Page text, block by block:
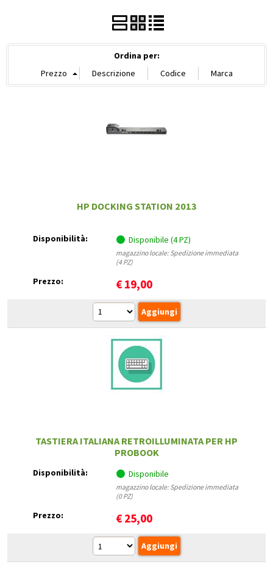
Ordina per:
HP DOCKING STATION 2013
Disponibilità: Disponibile (4 PZ)
magazzino locale: Spedizione immediata
(4 PZ)
Prezzo: €19,00
TASTIERA ITALIANA RETROILLUMINATA PER HP
PROBOOK
Disponibilità: Disponibile
magazzino locale: Spedizione immediata
(0 PZ)
Prezzo: €25,00